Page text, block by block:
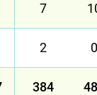
7
2
384